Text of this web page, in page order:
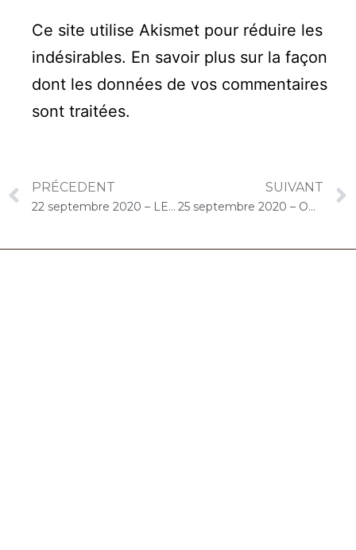
Ce site utilise Akismet pour réduire les
indésirables. En savoir plus sur la façon
dont les données de vos commentaires
sont traitées.
PRÉCEDENT
22 septembre 2020 – LES GIRANDIERES Morangis : Concert « Cello Solo »
SUIVANT
25 septembre 2020 – ORPEA René Legros (Dourdan) : Concert « Cello Solo »